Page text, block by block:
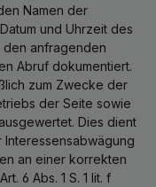
Namen der
und Uhrzeit des
anfragenden
Abruf dokumentiert.
zum Zwecke der
der Seite sowie
Dies dient
Interessensabwägung
an einer korrekten
6 Abs. 1 S. 1 lit. f